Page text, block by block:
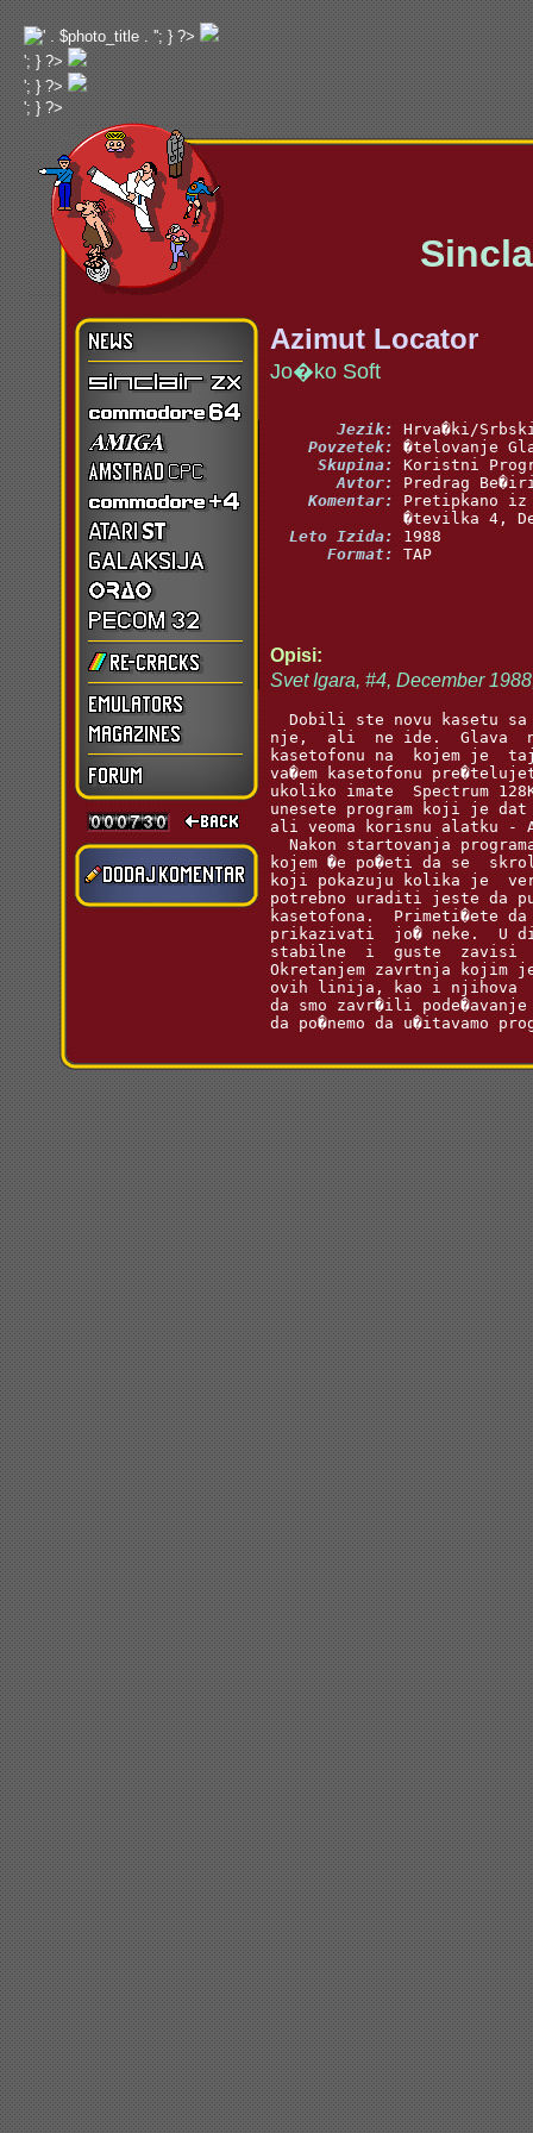
'; } ?>
'; } ?>
'; } ?>
'; } ?>
Sinclair
Azimut Locator
Jo�ko Soft
       Jezik:
    Povzetek:
     Skupina:
       Avtor:
    Komentar:
  Leto Izida:
      Format:
TAP
Opisi:
Svet Igara, #4, December
Dobili ste novu kasetu
nje,  ali  ne ide.  Glava
kasetofonu na  kojem je
va�em kasetofonu
ukoliko imate  Spectrum
unesete program koji je
ali veoma korisnu alatku -
Nakon startovanja
kojem �e po�eti da se
koji pokazuju kolika je
potrebno uraditi jeste da
kasetofona.  Primeti�ete
prikazivati  jo� neke.  U
stabilne  i  guste  zavisi
Okretanjem zavrtnja kojim
ovih linija, kao i njihova
da smo zavr�ili
da po�nemo da u�itavamo